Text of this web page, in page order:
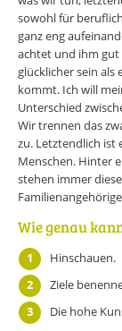
sowohl für
ganz eng
achtet und ihm gut
glücklicher sein als
kommt. Ich will
Unterschied
Wir trennen das
zu. Letztendlich ist
Menschen. Hinter
stehen immer
Wie genau
Hinschauen.
Ziele
Die hohe